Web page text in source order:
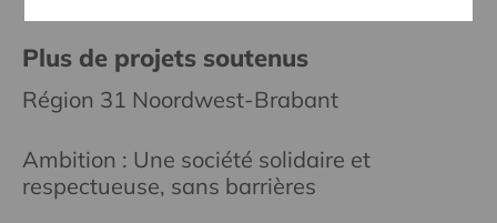
Plus de projets soutenus
Région 31 Noordwest-Brabant
Ambition : Une société solidaire et
respectueuse, sans barrières